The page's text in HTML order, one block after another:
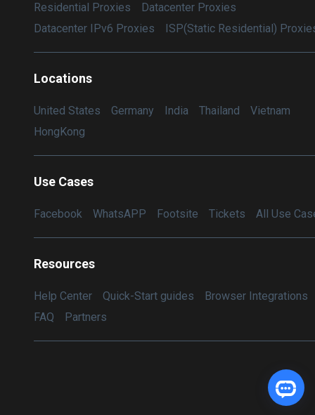
Residential Proxies
Datacenter Proxies
Datacenter IPv6 Proxies
ISP(Static Residential)
Locations
United States Germany India Thailand
Vietnam
HongKong
Use Cases
Facebook WhatsAPP Footsite Tickets All Use
Resources
Help Center Quick-Start guides
Browser Integrations
FAQ
Partners